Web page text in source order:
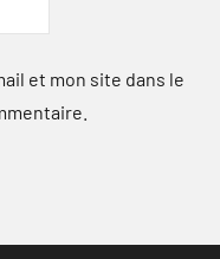
et mon site dans le